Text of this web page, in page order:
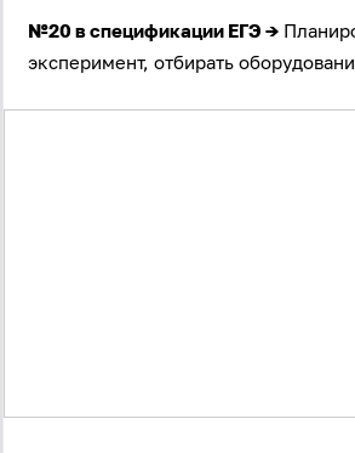
№20 в спецификации ЕГЭ →
эксперимент, отбирать